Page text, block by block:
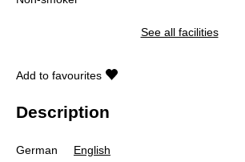
See all facilities
Add to favourites
Description
German
English